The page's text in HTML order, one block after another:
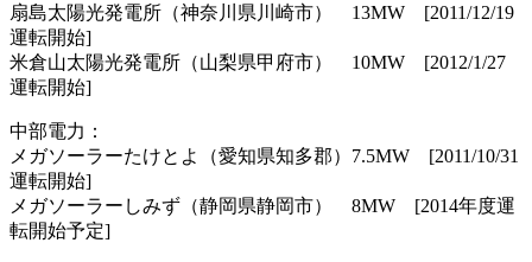
扇島太陽光発電所（神奈川県川崎市） 13MW [2011/12/19
運転開始]
米倉山太陽光発電所（山梨県甲府市） 10MW [2012/1/27
運転開始]
中部電力：
メガソーラーたけとよ（愛知県知多郡）7.5MW [2011/10/31
運転開始]
メガソーラーしみず（静岡県静岡市） 8MW [2014年度運
転開始予定]